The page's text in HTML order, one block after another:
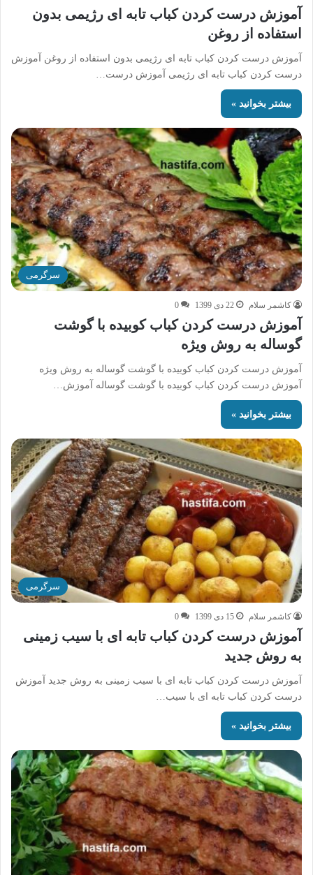
آموزش درست کردن کباب تابه ای رژیمی بدون
استفاده از روغن
آموزش درست کردن کباب تابه ای رژیمی بدون استفاده از روغن آموزش
درست کردن کباب تابه ای رژیمی آموزش درست…
بیشتر بخوانید »
سرگرمی
کاشمر سلام 22 دی 1399 0
آموزش درست کردن کباب کوبیده با گوشت
گوساله به روش ویژه
آموزش درست کردن کباب کوبیده با گوشت گوساله به روش ویژه
آموزش درست کردن کباب کوبیده با گوشت گوساله آموزش…
بیشتر بخوانید »
سرگرمی
کاشمر سلام 15 دی 1399 0
آموزش درست کردن کباب تابه ای با سیب زمینی
به روش جدید
آموزش درست کردن کباب تابه ای با سیب زمینی به روش جدید آموزش
درست کردن کباب تابه ای با سیب…
بیشتر بخوانید »